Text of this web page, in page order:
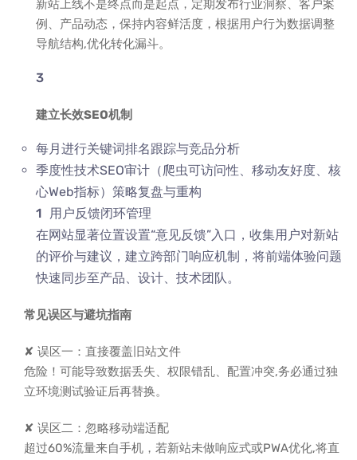
新站上线不是终点而是起点，定期发布行业洞察、客户案
例、产品动态，保持内容鲜活度，根据用户行为数据调整
导航结构,优化转化漏斗。
建立长效SEO机制
每月进行关键词排名跟踪与竞品分析
季度性技术SEO审计（爬虫可访问性、移动友好度、核
心Web指标）策略复盘与重构
用户反馈闭环管理
在网站显著位置设置“意见反馈”入口，收集用户对新站
的评价与建议，建立跨部门响应机制，将前端体验问题
快速同步至产品、设计、技术团队。
常见误区与避坑指南
✘ 误区一：直接覆盖旧站文件
危险！可能导致数据丢失、权限错乱、配置冲突,务必通过独
立环境测试验证后再替换。
✘ 误区二：忽略移动端适配
超过60%流量来自手机，若新站未做响应式或PWA优化,将直